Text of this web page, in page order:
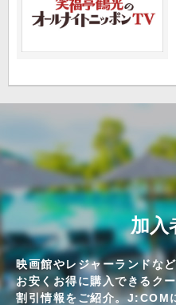
加入
映画館やレジャーランドな
お安くお得に購入できるク
割引情報をご紹介。J:COM